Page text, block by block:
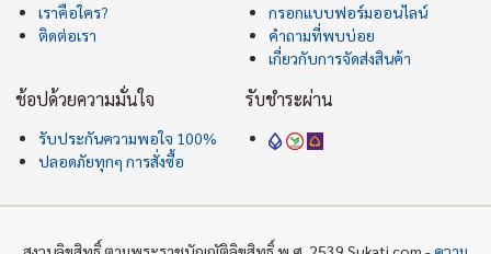
เราคือใคร?
ติดต่อเรา
กรอกแบบฟอร์มออนไลน์
คำถามที่พบบ่อย
เกี่ยวกับการจัดส่งสินค้า
ช้อปด้วยความมั่นใจ
รับประกันความพอใจ 100%
ปลอดภัยทุกๆ การสั่งซื้อ
รับชำระผ่าน